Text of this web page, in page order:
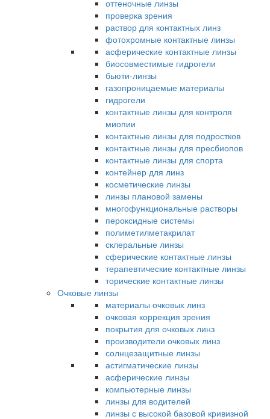
оттеночные линзы
проверка зрения
раствор для контактных линз
фотохромные контактные линзы
асферические контактные линзы
биосовместимые гидрогели
бьюти-линзы
газопроницаемые материалы
гидрогели
контактные линзы для контроля
миопии
контактные линзы для подростков
контактные линзы для пресбиопов
контактные линзы для спорта
контейнер для линз
косметические линзы
линзы плановой замены
многофункциональные растворы
пероксидные системы
полиметилметакрилат
склеральные линзы
сферические контактные линзы
терапевтические контактные линзы
торические контактные линзы
Очковые линзы
материалы очковых линз
очковая коррекция зрения
покрытия для очковых линз
производители очковых линз
солнцезащитные линзы
астигматические линзы
асферические линзы
компьютерные линзы
линзы для водителей
линзы с высокой базовой кривизной